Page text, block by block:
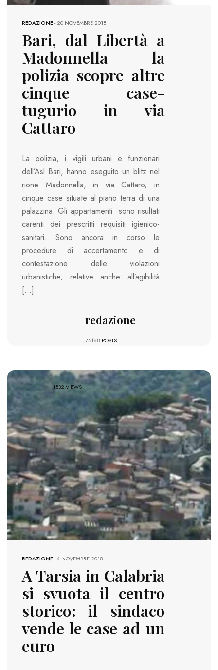
REDAZIONE-20 NOVEMBRE 2018
Bari, dal Libertà a
Madonnella la
polizia scopre altre
cinque case-
tugurio in via
Cattaro
La polizia, i vigili urbani e funzionari
dell’Asl Bari, hanno eseguito un blitz nel
rione Madonnella, in via Cattaro, in
cinque case situate al piano terra di una
palazzina. Gli appartamenti sono risultati
carenti dei prescritti requisiti igienico-
sanitari. Sono ancora in corso le
procedure di accertamento e di
contestazione delle violazioni
urbanistiche, relative anche all’agibilità
[…]
redazione
75188 POSTS
1532 VIEWS
REDAZIONE-6 NOVEMBRE 2018
A Tarsia in Calabria
si svuota il centro
storico: il sindaco
vende le case ad un
euro